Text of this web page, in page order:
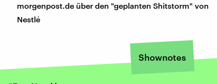
morgenpost.de über den "geplanten Shitstorm" von
Nestlé
Shownotes